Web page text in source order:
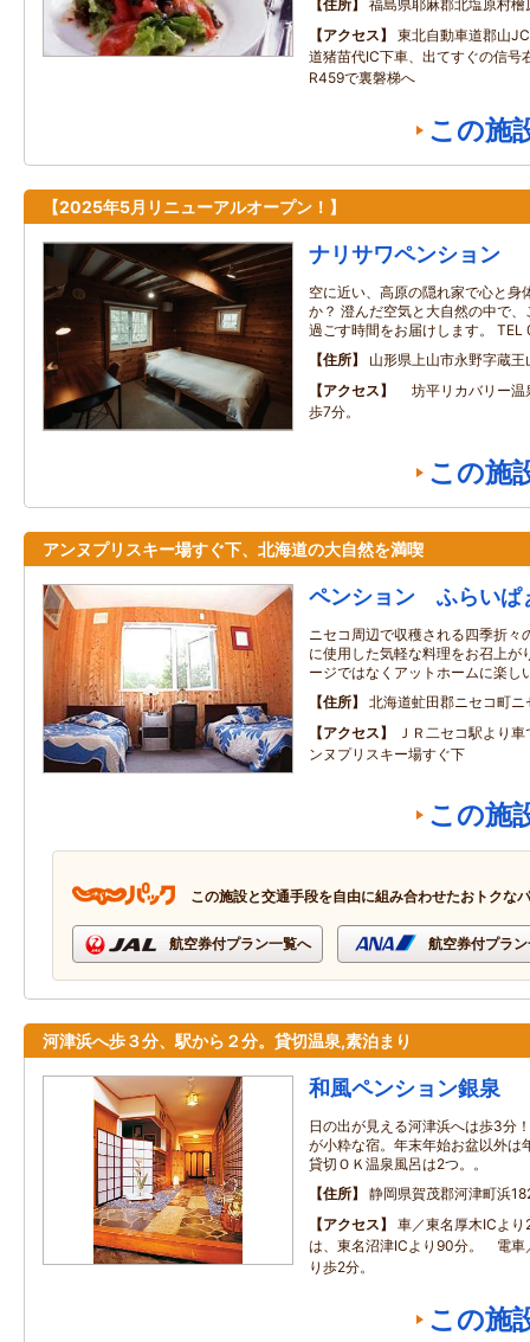
住所
福島県耶麻郡北塩原村
アクセス
東北自動車道郡山
道猪苗代IC下車、出てすぐの信号
R459で裏磐梯へ
この施
【2025年5月リニューアルオープン！】
ナリサワペンション
空に近い、高原の隠れ家で心と身
か？ 澄んだ空気と大自然の中で
過ごす時間をお届けします。
住所
山形県上山市永野字蔵
アクセス
坊平リカバリー温
歩7分。
この施
アンヌプリスキー場すぐ下、北海道の大自然を満喫
ペンション ふらいぱ
ニセコ周辺で収穫される四季折々
に使用した気軽な料理をお召上が
ージではなくアットホームに楽し
住所
北海道虻田郡ニセコ町
アクセス
ＪＲ二セコ駅より
ンヌプリスキー場すぐ下
この施
この施設と交通手段を自由に組み合わせたおトクな
航空券付プラン一覧へ 航空券付プラ
河津浜へ歩３分、駅から２分。貸切温泉,素泊まり
和風ペンション銀泉
日の出が見える河津浜へは歩3分
が小粋な宿。年末年始お盆以外は
貸切ＯＫ温泉風呂は2つ。。
住所
静岡県賀茂郡河津町浜
アクセス
車／東名厚木ICよ
は、東名沼津ICより90分。 電車
り歩2分。
この施